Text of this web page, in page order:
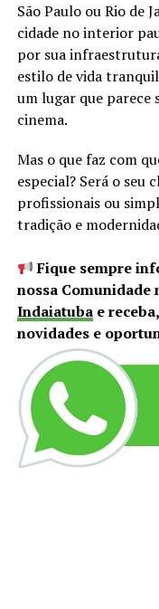
São Paulo ou Rio de
cidade no interior
por sua
estilo de vida
um lugar que
cinema.
Mas o que faz com
especial? Será o seu
profissionais ou
tradição e
Fique sempre
nossa Comunidade
Indaiatubae
novidades e